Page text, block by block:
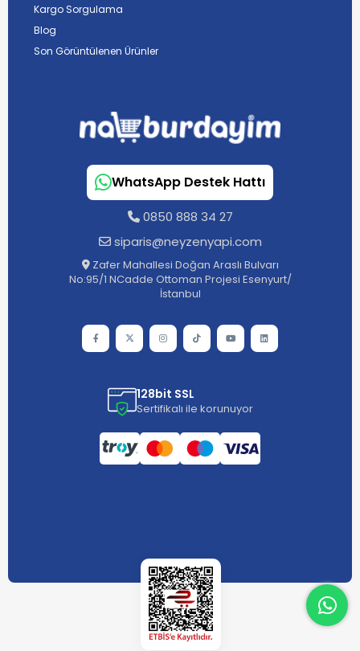
Kargo Sorgulama
Blog
Son Görüntülenen Ürünler
WhatsApp Destek Hattı
0850 888 34 27
siparis@neyzenyapi.com
Zafer Mahallesi Doğan Araslı Bulvarı
No:95/1 NCadde Ottoman Projesi Esenyurt/
İstanbul
128bit SSL
Sertifikalı ile korunuyor